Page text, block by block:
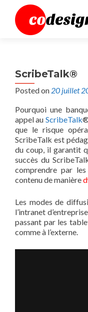
ScribeTalk®
Posted on 20 juillet
Pourquoi une
appel au ScribeTalk
que le risque
ScribeTalk est
du coup, il garantit
succès du
comprendre par les
contenu de manière
Les modes de
l’intranet
passant par les
comme à l’externe.